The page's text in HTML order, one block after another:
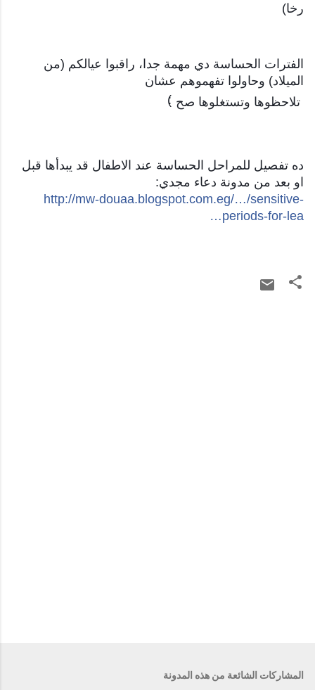
رخا)
الفترات الحساسة دي مهمة جدا، راقبوا عيالكم (من
الميلاد) وحاولوا تفهموهم عشان
تلاحظوها وتستغلوها صح :)
ده تفصيل للمراحل الحساسة عند الاطفال قد يبدأها قبل
او بعد من مدونة دعاء مجدي:
http://mw-douaa.blogspot.com.eg/…/sensitive-
periods-for-lea…
المشاركات الشائعة من هذه المدونة